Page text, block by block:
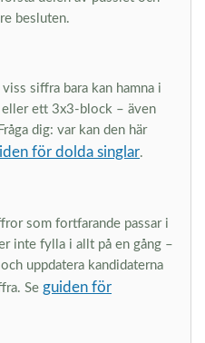
besluten.
siffra bara kan hamna i
eller ett 3x3-block – även
dig: var kan den här
för dolda singlar.
som fortfarande passar i
inte fylla i allt på en gång –
uppdatera kandidaterna
Se guiden för